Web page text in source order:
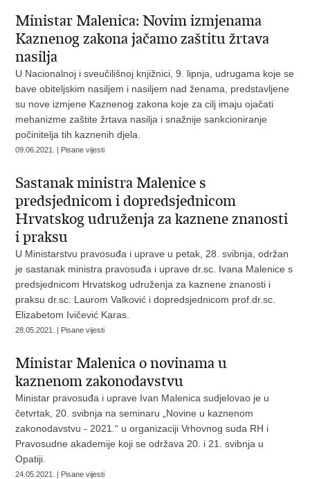
Ministar Malenica: Novim izmjenama
Kaznenog zakona jačamo zaštitu žrtava
nasilja
U Nacionalnoj i sveučilišnoj knjižnici, 9. lipnja, udrugama koje se
bave obiteljskim nasiljem i nasiljem nad ženama, predstavljene
su nove izmjene Kaznenog zakona koje za cilj imaju ojačati
mehanizme zaštite žrtava nasilja i snažnije sankcioniranje
počinitelja tih kaznenih djela.
09.06.2021. | Pisane vijesti
Sastanak ministra Malenice s
predsjednicom i dopredsjednicom
Hrvatskog udruženja za kaznene znanosti
i praksu
U Ministarstvu pravosuđa i uprave u petak, 28. svibnja, održan
je sastanak ministra pravosuđa i uprave dr.sc. Ivana Malenice s
predsjednicom Hrvatskog udruženja za kaznene znanosti i
praksu dr.sc. Laurom Valković i dopredsjednicom prof.dr.sc.
Elizabetom Ivičević Karas.
28.05.2021. | Pisane vijesti
Ministar Malenica o novinama u
kaznenom zakonodavstvu
Ministar pravosuđa i uprave Ivan Malenica sudjelovao je u
četvrtak, 20. svibnja na seminaru „Novine u kaznenom
zakonodavstvu - 2021.“ u organizaciji Vrhovnog suda RH i
Pravosudne akademije koji se održava 20. i 21. svibnja u
Opatiji.
24.05.2021. | Pisane vijesti